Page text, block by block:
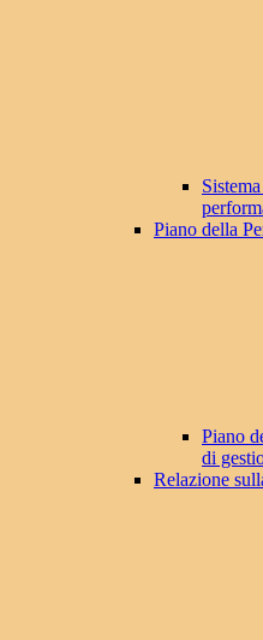
Piano della
Piano
di
Relazione